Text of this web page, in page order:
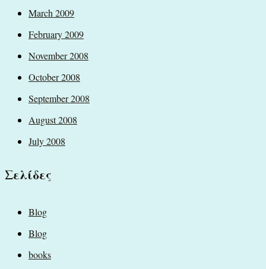
March 2009
February 2009
November 2008
October 2008
September 2008
August 2008
July 2008
Σελίδες
Blog
Blog
books